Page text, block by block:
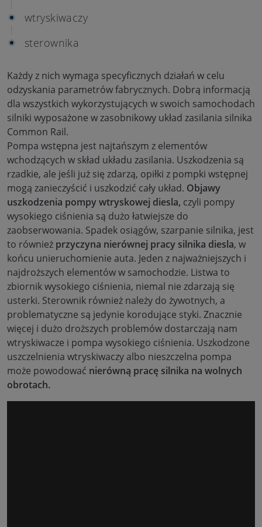
wtryskiwaczy
sterownika
Każdy z nich wymaga specyficznych działań w celu
odzyskania parametrów fabrycznych. Dobrą informacją
dla wszystkich wykorzystujących w swoich samochodach
silniki wyposażone w zasobnikowy układ zasilania silnika
Common Rail.
Pompa wstępna jest najtańszym z elementów
wchodzących w skład układu zasilania. Uszkodzenia są
rzadkie, ale jeśli już się zdarzą, opiłki z pompki wstępnej
mogą zanieczyścić i uszkodzić cały układ. Objawy
uszkodzenia pompy wtryskowej diesla, czyli pompy
wysokiego ciśnienia są dużo łatwiejsze do
zaobserwowania. Spadek osiągów, szarpanie silnika, jest
to również przyczyna nierównej pracy silnika diesla, w
końcu unieruchomienie auta. Jeden z najważniejszych i
najdroższych elementów w samochodzie. Listwa to
zbiornik wysokiego ciśnienia, niemal nie zdarzają się
usterki. Sterownik również należy do żywotnych, a
problematyczne są jedynie korodujące styki. Znacznie
więcej i dużo droższych problemów dostarczają nam
wtryskiwacze i pompa wysokiego ciśnienia. Uszkodzone
uszczelnienia wtryskiwaczy albo nieszczelna pompa
może powodować nierówną pracę silnika na wolnych
obrotach.